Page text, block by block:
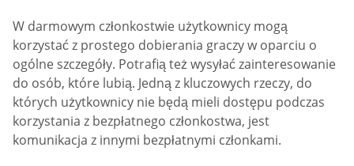
W darmowym członkostwie użytkownicy mogą
korzystać z prostego dobierania graczy w oparciu o
ogólne szczegóły. Potrafią też wysyłać zainteresowanie
do osób, które lubią. Jedną z kluczowych rzeczy, do
których użytkownicy nie będą mieli dostępu podczas
korzystania z bezpłatnego członkostwa, jest
komunikacja z innymi bezpłatnymi członkami.